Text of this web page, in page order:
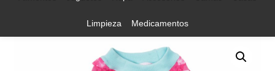
Limpieza Medicamentos